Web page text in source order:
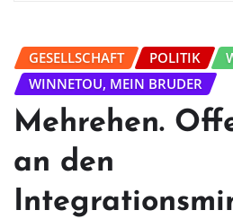
GESELLSCHAFT POLITIK
WINNETOU, MEIN BRUDER
Mehrehen.
an den